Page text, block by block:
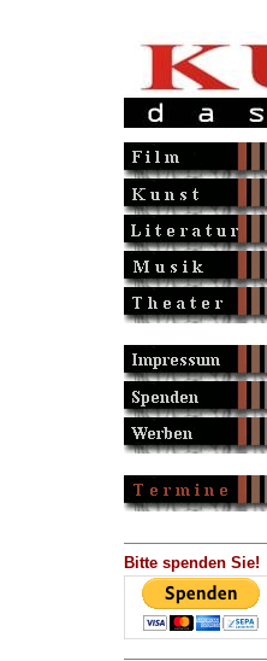
Bitte spenden Sie!